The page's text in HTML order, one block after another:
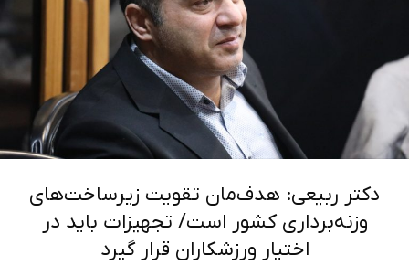
دکتر ربیعی: هدف‌مان تقویت زیرساخت‌های
وزنه‌برداری کشور است/ تجهیزات باید در
اختیار ورزشکاران قرار گیرد